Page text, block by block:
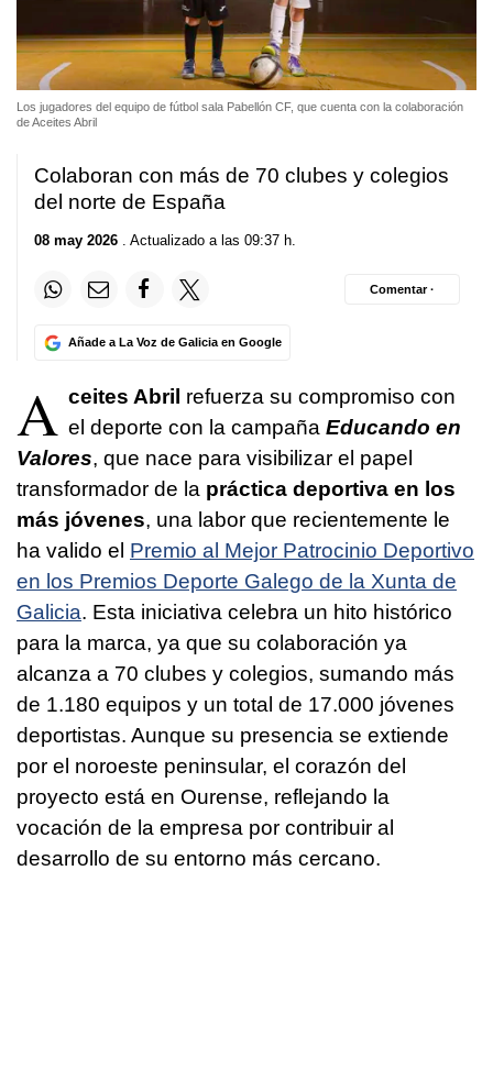
Los jugadores del equipo de fútbol sala Pabellón CF, que cuenta con la colaboración
de Aceites Abril
Colaboran con más de 70 clubes y colegios
del norte de España
08 may 2026 . Actualizado a las 09:37 h.
Añade a La Voz de Galicia en Google
Comentar ·
A ceites Abril refuerza su compromiso con
el deporte con la campaña Educando en
Valores, que nace para visibilizar el papel
transformador de la práctica deportiva en los
más jóvenes, una labor que recientemente le
ha valido el Premio al Mejor Patrocinio Deportivo
en los Premios Deporte Galego de la Xunta de
Galicia. Esta iniciativa celebra un hito histórico
para la marca, ya que su colaboración ya
alcanza a 70 clubes y colegios, sumando más
de 1.180 equipos y un total de 17.000 jóvenes
deportistas. Aunque su presencia se extiende
por el noroeste peninsular, el corazón del
proyecto está en Ourense, reflejando la
vocación de la empresa por contribuir al
desarrollo de su entorno más cercano.